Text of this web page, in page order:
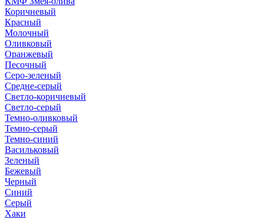
Коричневый
Красный
Молочный
Оливковый
Оранжевый
Песочный
Серо-зеленый
Средне-серый
Светло-коричневый
Светло-серый
Темно-оливковый
Темно-серый
Темно-синий
Васильковый
Зеленый
Бежевый
Черный
Синий
Серый
Хаки